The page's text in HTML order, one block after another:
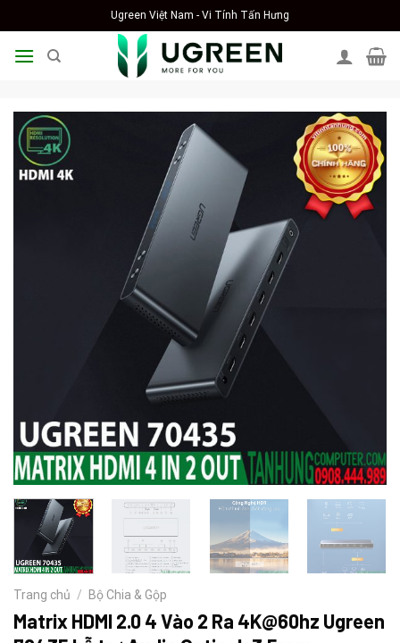
to
content
Ugreen Việt Nam - Vi Tính Tấn Hưng
Trang chủ / Bộ Chia & Gộp
Matrix HDMI 2.0 4 Vào 2 Ra 4K@60hz Ugreen